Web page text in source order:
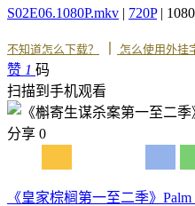
S02E06.1080P.mkv | 720P|
不知道怎么下载？ 怎么使用外挂
赞 1 码
扫描到手机观看
分享 0
《皇家棕榈第一至二季》